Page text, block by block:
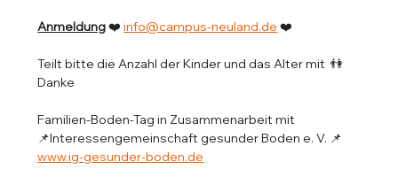
Anmeldung ❤️ info@campus-neuland.de ❤️
Teilt bitte die Anzahl der Kinder und das Alter mit  👫
Danke
Familien-Boden-Tag in Zusammenarbeit mit
📌Interessengemeinschaft gesunder Boden e. V. 📌
www.ig-gesunder-boden.de